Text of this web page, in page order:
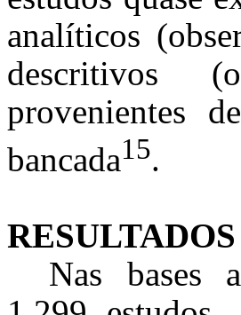
analíticos
descritivos
provenientes
bancada15.
RESULTADOS
Nas bases